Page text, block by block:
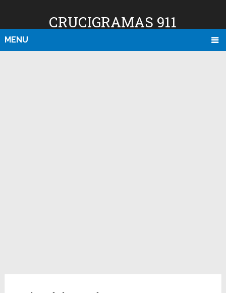
CRUCIGRAMAS 911
MENU